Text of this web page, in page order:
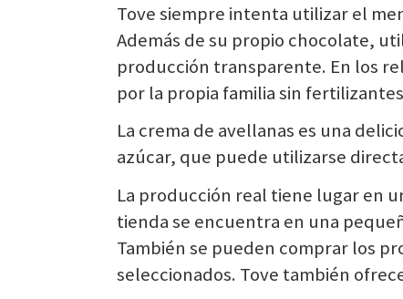
Tove siempre intenta utilizar el
Además de su propio chocolate,
producción transparente. En los
por la propia familia sin
La crema de avellanas es una
azúcar, que puede utilizarse
La producción real tiene lugar en
tienda se encuentra en una
También se pueden comprar los
seleccionados. Tove también